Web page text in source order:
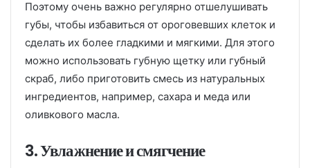
Поэтому очень важно регулярно отшелушивать
губы, чтобы избавиться от ороговевших клеток и
сделать их более гладкими и мягкими. Для этого
можно использовать губную щетку или губный
скраб, либо приготовить смесь из натуральных
ингредиентов, например, сахара и меда или
оливкового масла.
3. Увлажнение и смягчение